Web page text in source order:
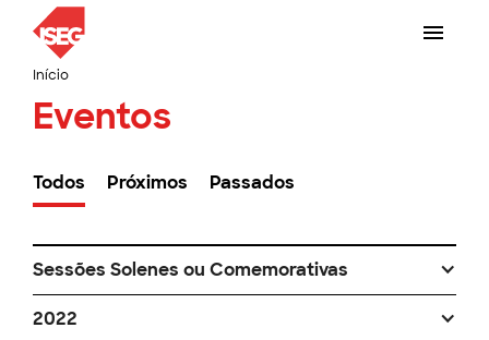
Início
Eventos
Todos Próximos Passados
Sessões Solenes ou Comemorativas
2022